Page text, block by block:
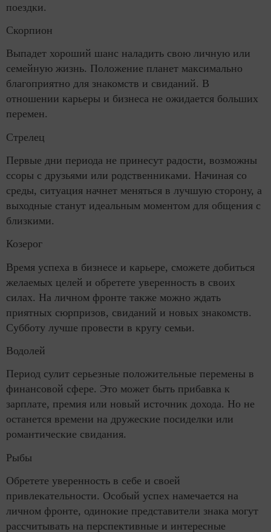
поездки.
Скорпион
Выпадет хороший шанс наладить свою личную или
семейную жизнь. Положение планет максимально
благоприятно для знакомств и свиданий. В
отношении карьеры и бизнеса не ожидается больших
перемен.
Стрелец
Первые дни периода не принесут радости, возможны
ссоры с друзьями или родственниками. Начиная со
среды, ситуация начнет меняться в лучшую сторону, а
выходные станут идеальным моментом для общения с
близкими.
Козерог
Время успеха в бизнесе и карьере, сможете добиться
желаемых целей и обретете уверенность в своих
силах. На личном фронте также можно ждать
приятных сюрпризов, свиданий и новых знакомств.
Субботу лучше провести в кругу семьи.
Водолей
Период сулит серьезные положительные перемены в
финансовой сфере. Это может быть прибавка к
зарплате, премия или новый источник дохода. Но не
останется времени на дружеские посиделки или
романтические свидания.
Рыбы
Обретете уверенность в себе и своей
привлекательности. Особый успех намечается на
личном фронте, одинокие представители знака могут
рассчитывать на перспективные и интересные